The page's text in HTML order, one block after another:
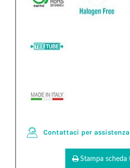
Contattaci per assistenza
Stampa scheda